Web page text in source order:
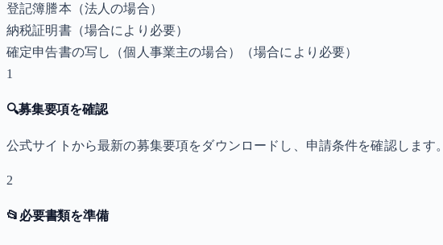
登記簿謄本（法人の場合）
納税証明書（場合により必要）
確定申告書の写し（個人事業主の場合）
（場合により必要）
1
🔍募集要項を確認
公式サイトから最新の募集要項をダウンロードし、申請条件を確認します。
2
📂 必要書類を準備